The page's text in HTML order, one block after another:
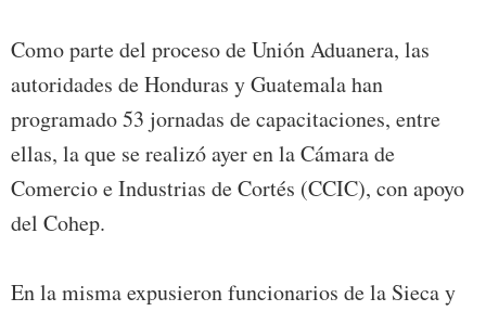
Como parte del proceso de Unión Aduanera, las
autoridades de Honduras y Guatemala han
programado 53 jornadas de capacitaciones, entre
ellas, la que se realizó ayer en la Cámara de
Comercio e Industrias de Cortés (CCIC), con apoyo
del Cohep.
En la misma expusieron funcionarios de la Sieca y